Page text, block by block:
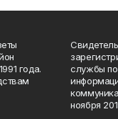
года.
службы
ноября